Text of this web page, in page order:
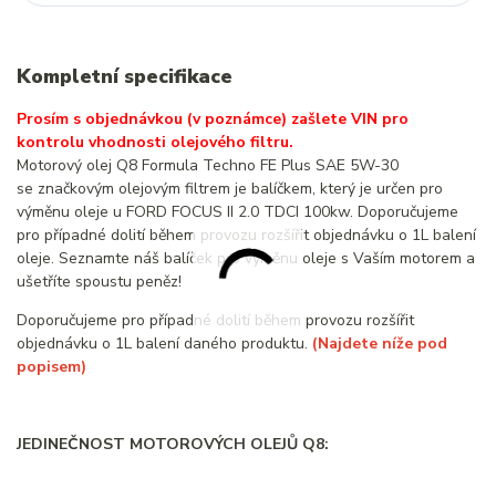
Kompletní specifikace
Prosím s objednávkou (v poznámce) zašlete VIN pro
kontrolu vhodnosti olejového filtru.
Motorový olej Q8 Formula Techno FE Plus SAE 5W-30
se značkovým olejovým filtrem je balíčkem, který je určen pro
výměnu oleje u FORD FOCUS II 2.0 TDCI 100kw. Doporučujeme
pro případné dolití během provozu rozšířit objednávku o 1L balení
oleje. Seznamte náš balíček pro výměnu oleje s Vaším motorem a
ušetříte spoustu peněz!
Doporučujeme pro případné dolití během provozu rozšířit
objednávku o 1L balení daného produktu. (Najdete níže pod
popisem)
JEDINEČNOST MOTOROVÝCH OLEJŮ Q8: